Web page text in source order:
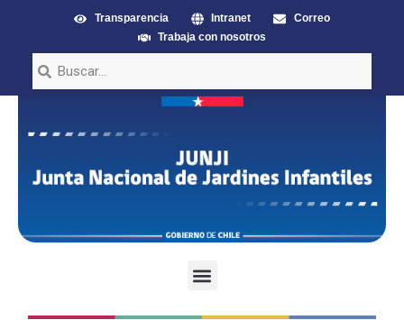
Transparencia Intranet
Correo
Trabaja con nosotros